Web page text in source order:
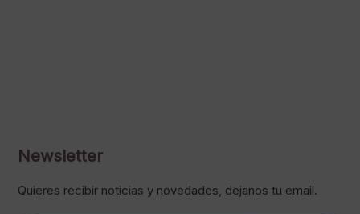
Newsletter
Quieres recibir noticias y novedades, dejanos tu email.